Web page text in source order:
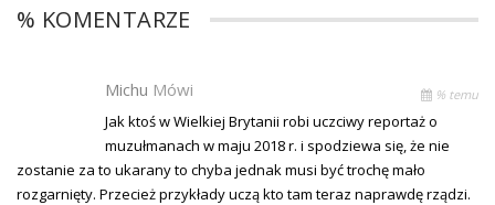
% KOMENTARZE
Michu Mówi % temu
Jak ktoś w Wielkiej Brytanii robi uczciwy reportaż o
muzułmanach w maju 2018 r. i spodziewa się, że nie
zostanie za to ukarany to chyba jednak musi być trochę mało
rozgarnięty. Przecież przykłady uczą kto tam teraz naprawdę rządzi.